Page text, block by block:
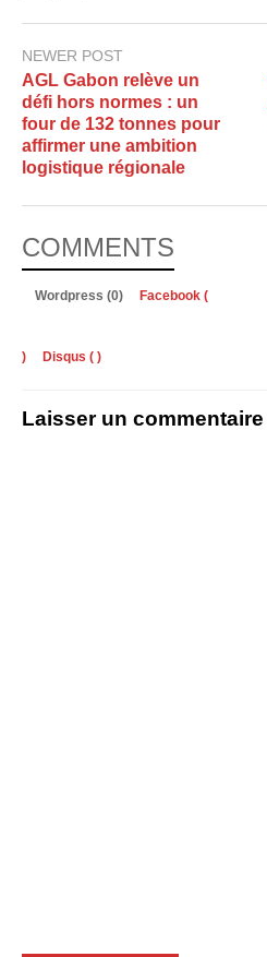
NEWER POST
AGL Gabon relève un
défi hors normes : un
four de 132 tonnes pour
affirmer une ambition
logistique régionale
COMMENTS
Wordpress (0) Facebook (
) Disqus ( )
Laisser un commentaire